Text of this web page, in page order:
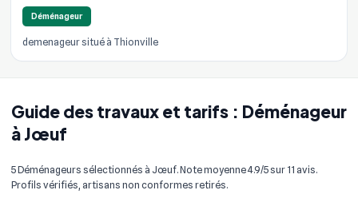
Guide des travaux et tarifs : Déménageur
à Jœuf
5 Déménageurs sélectionnés à Jœuf. Note moyenne 4.9/5 sur 11 avis.
Profils vérifiés, artisans non conformes retirés.
Déménageur
demenageur situé à Thionville